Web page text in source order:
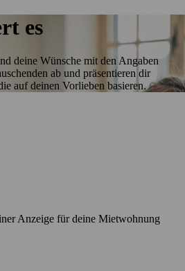
es
deine Wünsche mit den Angaben
ab und präsentieren dir
auf deinen Vorlieben basieren.
Anzeige für deine Mietwohnung